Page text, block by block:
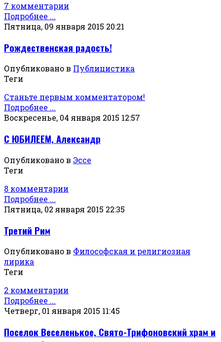
7 комментарии
Подробнее ...
Пятница, 09 января 2015 20:21
Рождественская радость!
Опубликовано в Публицистика
Теги
Станьте первым комментатором!
Подробнее ...
Воскресенье, 04 января 2015 12:57
С ЮБИЛЕЕМ, Александр
Опубликовано в Эссе
Теги
8 комментарии
Подробнее ...
Пятница, 02 января 2015 22:35
Третий Рим
Опубликовано в Философская и религиозная
лирика
Теги
2 комментарии
Подробнее ...
Четверг, 01 января 2015 11:45
Поселок Веселенькое, Свято-Трифоновский храм и